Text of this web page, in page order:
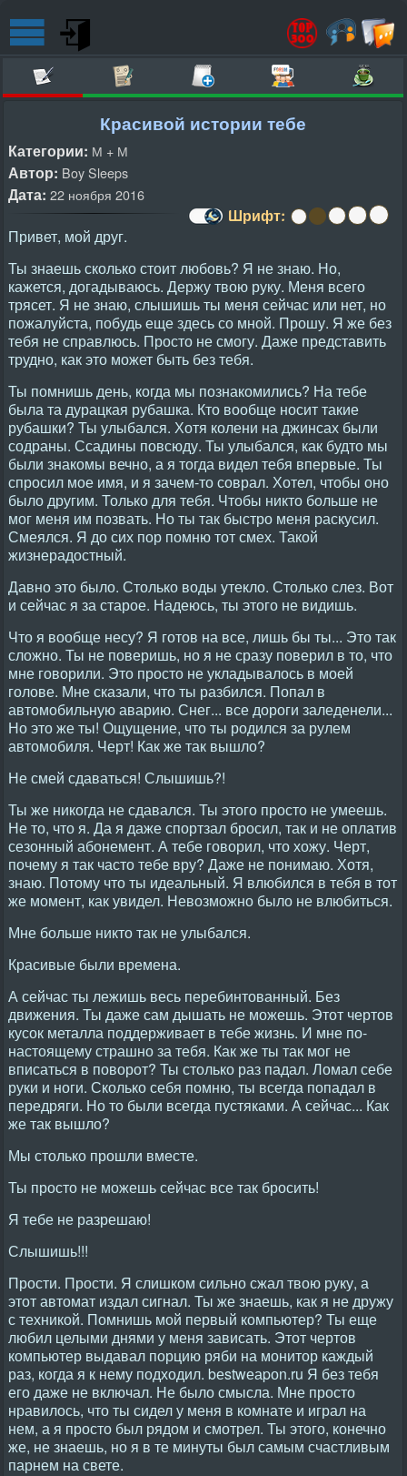
Красивой истории тебе
Категории: М + М
Автор: Boy Sleeps
Дата: 22 ноября 2016
Шрифт:
Привет, мой друг.
Ты знаешь сколько стоит любовь? Я не знаю. Но,
кажется, догадываюсь. Держу твою руку. Меня всего
трясет. Я не знаю, слышишь ты меня сейчас или нет, но
пожалуйста, побудь еще здесь со мной. Прошу. Я же без
тебя не справлюсь. Просто не смогу. Даже представить
трудно, как это может быть без тебя.
Ты помнишь день, когда мы познакомились? На тебе
была та дурацкая рубашка. Кто вообще носит такие
рубашки? Ты улыбался. Хотя колени на джинсах были
содраны. Ссадины повсюду. Ты улыбался, как будто мы
были знакомы вечно, а я тогда видел тебя впервые. Ты
спросил мое имя, и я зачем-то соврал. Хотел, чтобы оно
было другим. Только для тебя. Чтобы никто больше не
мог меня им позвать. Но ты так быстро меня раскусил.
Смеялся. Я до сих пор помню тот смех. Такой
жизнерадостный.
Давно это было. Столько воды утекло. Столько слез. Вот
и сейчас я за старое. Надеюсь, ты этого не видишь.
Что я вообще несу? Я готов на все, лишь бы ты... Это так
сложно. Ты не поверишь, но я не сразу поверил в то, что
мне говорили. Это просто не укладывалось в моей
голове. Мне сказали, что ты разбился. Попал в
автомобильную аварию. Снег... все дороги заледенели...
Но это же ты! Ощущение, что ты родился за рулем
автомобиля. Черт! Как же так вышло?
Не смей сдаваться! Слышишь?!
Ты же никогда не сдавался. Ты этого просто не умеешь.
Не то, что я. Да я даже спортзал бросил, так и не оплатив
сезонный абонемент. А тебе говорил, что хожу. Черт,
почему я так часто тебе вру? Даже не понимаю. Хотя,
знаю. Потому что ты идеальный. Я влюбился в тебя в тот
же момент, как увидел. Невозможно было не влюбиться.
Мне больше никто так не улыбался.
Красивые были времена.
А сейчас ты лежишь весь перебинтованный. Без
движения. Ты даже сам дышать не можешь. Этот чертов
кусок металла поддерживает в тебе жизнь. И мне по-
настоящему страшно за тебя. Как же ты так мог не
вписаться в поворот? Ты столько раз падал. Ломал себе
руки и ноги. Сколько себя помню, ты всегда попадал в
передряги. Но то были всегда пустяками. А сейчас... Как
же так вышло?
Мы столько прошли вместе.
Ты просто не можешь сейчас все так бросить!
Я тебе не разрешаю!
Слышишь!!!
Прости. Прости. Я слишком сильно сжал твою руку, а
этот автомат издал сигнал. Ты же знаешь, как я не дружу
с техникой. Помнишь мой первый компьютер? Ты еще
любил целыми днями у меня зависать. Этот чертов
компьютер выдавал порцию ряби на монитор каждый
раз, когда я к нему подходил. bеstwеаpоn.ru Я без тебя
его даже не включал. Не было смысла. Мне просто
нравилось, что ты сидел у меня в комнате и играл на
нем, а я просто был рядом и смотрел. Ты этого, конечно
же, не знаешь, но я в те минуты был самым счастливым
парнем на свете.